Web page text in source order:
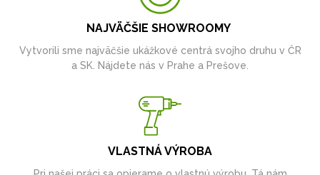
NAJVÄČŠIE SHOWROOMY
Vytvorili sme najväčšie ukážkové centrá svojho druhu v ČR
a SK. Nájdete nás v Prahe a Prešove.
VLASTNÁ VÝROBA